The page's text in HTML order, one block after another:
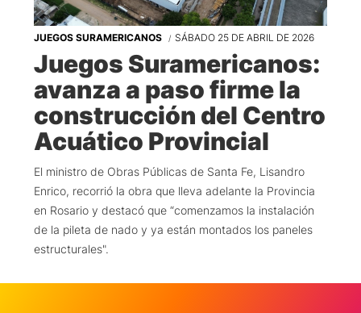
JUEGOS SURAMERICANOS SÁBADO 25 DE ABRIL DE 2026
Juegos Suramericanos:
avanza a paso firme la
construcción del Centro
Acuático Provincial
El ministro de Obras Públicas de Santa Fe, Lisandro
Enrico, recorrió la obra que lleva adelante la Provincia
en Rosario y destacó que “comenzamos la instalación
de la pileta de nado y ya están montados los paneles
estructurales".